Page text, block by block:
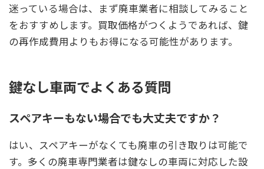
迷っている場合は、まず廃車業者に相談してみること
をおすすめします。買取価格がつくようであれば、鍵
の再作成費用よりもお得になる可能性があります。
鍵なし車両でよくある質問
スペアキーもない場合でも大丈夫ですか？
はい、スペアキーがなくても廃車の引き取りは可能で
す。多くの廃車専門業者は鍵なしの車両に対応した設